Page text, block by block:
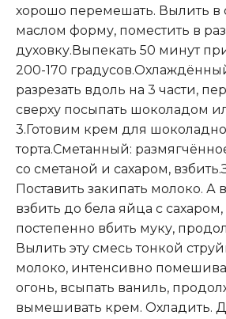
хорошо перемешать. Вылить в
маслом форму, поместить в
духовку.Выпекать 50 минут
200-170
разрезать вдоль на 3 части,
сверху посыпать шоколадом
3.Готовим крем для
торта.Сметанный:
со сметаной и сахаром,
Поставить закипать молоко. А
взбить до бела яйца с сахаром,
постепенно вбить муку,
Вылить эту смесь тонкой
молоко, интенсивно
огонь, всыпать ваниль,
вымешивать крем. Охладить.